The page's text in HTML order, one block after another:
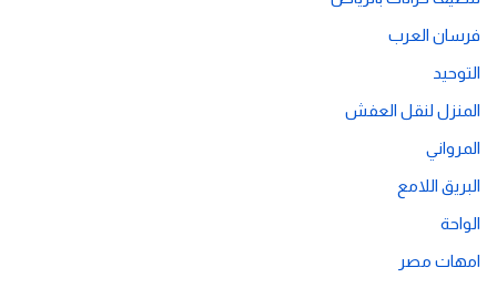
فرسان العرب
التوحيد
المنزل لنقل العفش
المرواني
البريق اللامع
الواحة
امهات مصر